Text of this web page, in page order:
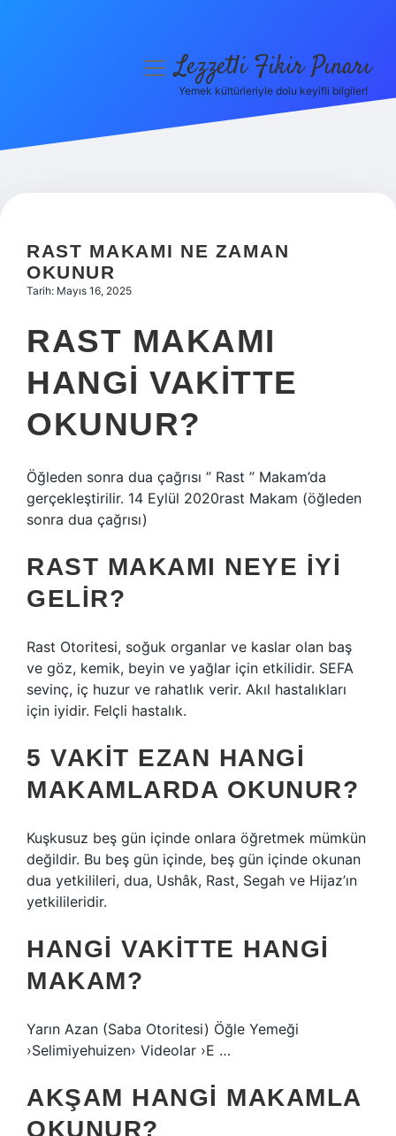
Hakkımızda
menüyüLezzetli Fikir Pınarı
Yemek kültürleriyle dolu keyifli bilgiler!
RAST MAKAMI NE ZAMAN
OKUNUR
Tarih: Mayıs 16, 2025
RAST MAKAMI
HANGI VAKITTE
OKUNUR?
Öğleden sonra dua çağrısı ” Rast ” Makam’da
gerçekleştirilir. 14 Eylül 2020rast Makam (öğleden
sonra dua çağrısı)
RAST MAKAMI NEYE IYI
GELIR?
Rast Otoritesi, soğuk organlar ve kaslar olan baş
ve göz, kemik, beyin ve yağlar için etkilidir. SEFA
sevinç, iç huzur ve rahatlık verir. Akıl hastalıkları
için iyidir. Felçli hastalık.
5 VAKIT EZAN HANGI
MAKAMLARDA OKUNUR?
Kuşkusuz beş gün içinde onlara öğretmek mümkün
değildir. Bu beş gün içinde, beş gün içinde okunan
dua yetkilileri, dua, Ushâk, Rast, Segah ve Hijaz’ın
yetkilileridir.
HANGI VAKITTE HANGI
MAKAM?
Yarın Azan (Saba Otoritesi) Öğle Yemeği
›Selimiyehuizen› Videolar ›E …
AKŞAM HANGI MAKAMLA
OKUNUR?